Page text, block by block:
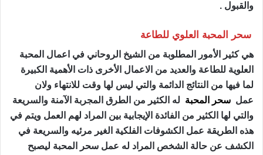
والقبول .
سحر المحبة العلوي للطاعة
هي كثير الأمور المطلوبة من الشيخ الروحاني في اعمال المحبة
العلوية للطاعة والعديد من الاعمال الأخرى ذات الأهمية الكبيرة
لما فيها من النتائج الدائمة والتي ليس لها وقت للانتهاء ولان
عمل سحر المحبة له الكثير من الطرق المجربة الآمنة والسريعة
والتي لها الكثير من الفائدة الإيجابية بين المراد لهم العمل ويتم في
هذه الطريقة عمل الكشوفات الفلكية الغير مرئيه والسريعة في
الكشف عن حالة الشخص المراد له عمل سحر المحبة ليصبح